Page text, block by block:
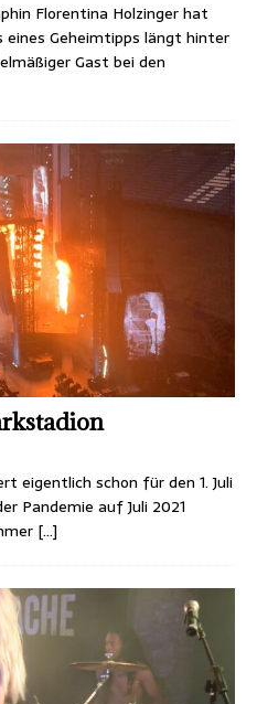
Florentina Holzinger hat
Geheimtipps längt hinter
Gast bei den
eigentlich schon für den 1. Juli
Pandemie auf Juli 2021
[…]